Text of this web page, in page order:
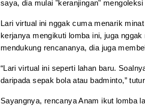
saya, dia mulai "keranjingan" mengoleksi
Lari virtual ini nggak cuma menarik
kerjanya mengikuti lomba ini, juga
mendukung rencananya, dia juga
“Lari virtual ini seperti lahan baru.
daripada sepak bola atau badminto,”
Sayangnya, rencanya Anam ikut lomba